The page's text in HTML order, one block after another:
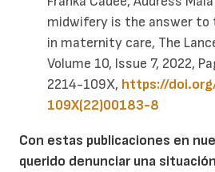
midwifery is the answer to
in maternity care, The
Volume 10, Issue 7, 2022,
2214-109X, https://
109X(22)00183-8
Con estas publicaciones en
querido denunciar una